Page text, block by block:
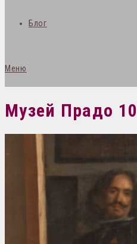
Блог
Меню
Музей Прадо 10